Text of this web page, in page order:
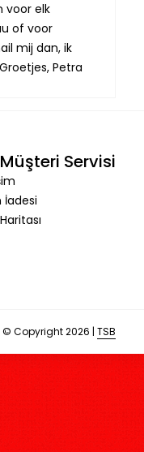
voor elk
of voor
mij dan, ik
Petra
Müşteri Servisi
İadesi
© Copyright 2026 | TSB